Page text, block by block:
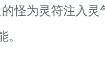
怪为灵符注入